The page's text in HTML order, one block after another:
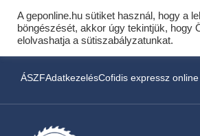
Most
ÁSZFAdatkezelésCofidis expressz
A geponline.hu sütiket használ, hogy a
böngészését, akkor úgy tekintjük, hogy
elolvashatja a sütiszabályzatunkat.